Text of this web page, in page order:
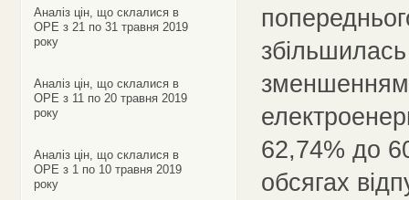
Аналіз цін, що склалися в
ОРЕ з 21 по 31 травня 2019
року
Аналіз цін, що склалися в
ОРЕ з 11 по 20 травня 2019
року
Аналіз цін, що склалися в
ОРЕ з 1 по 10 травня 2019
року
зменшенням
62,74% до
обсягах